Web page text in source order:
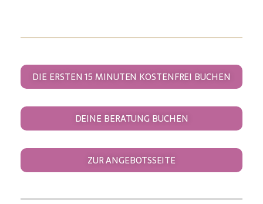
DIE ERSTEN 15 MINUTEN KOSTENFREI BUCHEN
DEINE BERATUNG BUCHEN
ZUR ANGEBOTSSEITE